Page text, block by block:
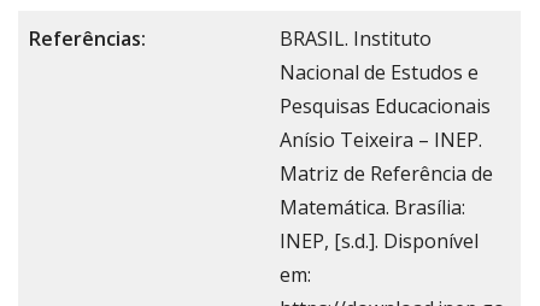
Referências:
BRASIL. Instituto
Nacional de Estudos e
Pesquisas Educacionais
Anísio Teixeira – INEP.
Matriz de Referência de
Matemática. Brasília:
INEP, [s.d.]. Disponível
em: